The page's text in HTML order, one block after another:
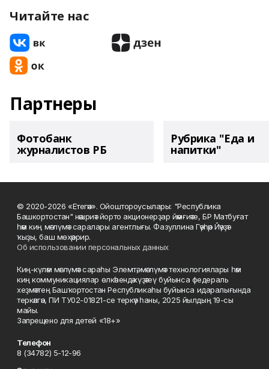
Читайте нас
Партнеры
Фотобанк
журналистов РБ
Рубрика "Еда и
напитки"
© 2020-2026 «Етегән». Ойоштороусылары: "Республика
Башкортостан" нәшриәт йорто акционерҙар йәмғиәте, БР Матбуғат
һәм киң мәғлүмәт саралары агентлығы. Фазуллина Гәүһәр Йәүҙәт
ҡыҙы, баш мөхәррир.
Об использовании персональных данных
Киң-күләм мәғлүмәт сараһы Элемтә, мәғлүмәт технологиялары һәм
киң коммуникациялар өлкәһендә күҙәтеү буйынса федераль
хеҙмәттең Башҡортостан Республикаһы буйынса идаралығында
теркәлгән, ПИ ТУ02-01821-се теркәү һаны, 2025 йылдың 19-сы
майы.
Запрещено для детей «18+»
Телефон
8 (34782) 5-12-96